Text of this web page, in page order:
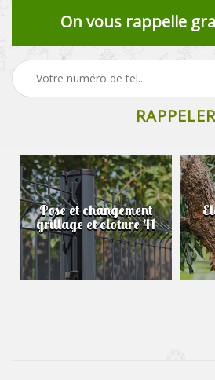
On vous rappelle
Pose et changement
grillage et cloture 41